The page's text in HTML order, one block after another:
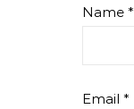
Name *
Email *